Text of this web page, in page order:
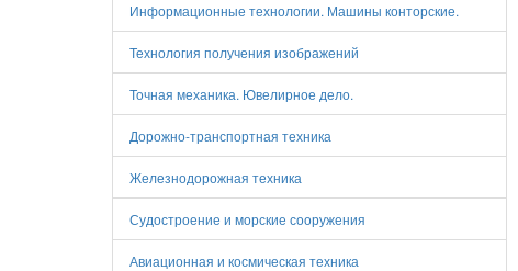
Информационные технологии. Машины конторские.
Технология получения изображений
Точная механика. Ювелирное дело.
Дорожно-транспортная техника
Железнодорожная техника
Судостроение и морские сооружения
Авиационная и космическая техника